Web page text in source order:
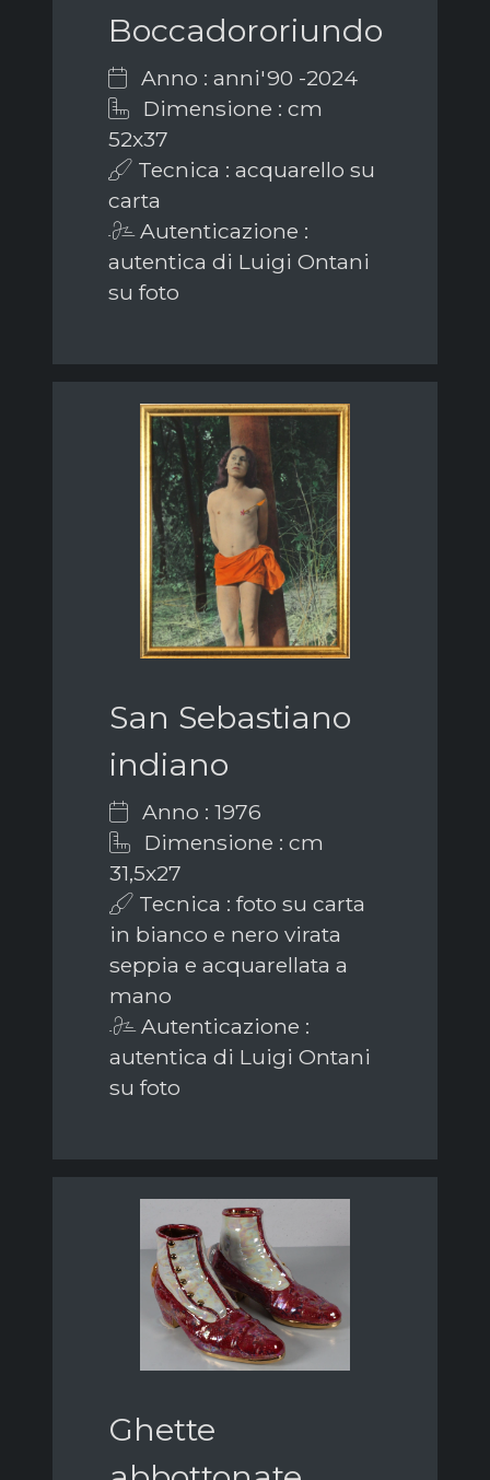
Boccadororiundo
Anno : anni'90 -2024
Dimensione : cm
52x37
Tecnica : acquarello su
carta
Autenticazione :
autentica di Luigi Ontani
su foto
San Sebastiano
indiano
Anno : 1976
Dimensione : cm
31,5x27
Tecnica : foto su carta
in bianco e nero virata
seppia e acquarellata a
mano
Autenticazione :
autentica di Luigi Ontani
su foto
Ghette